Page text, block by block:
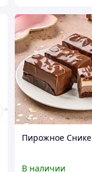
Пирожное
В наличии